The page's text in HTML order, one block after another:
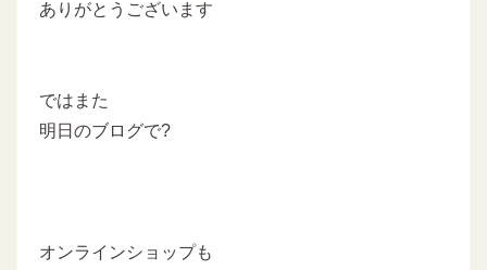
ありがとうございます
ではまた
明日のブログで?
オンラインショップも